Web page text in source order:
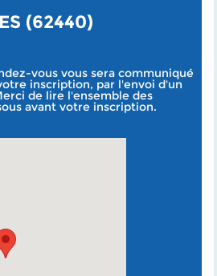
(62440)
vous vous sera communiqué
inscription, par l'envoi d'un
de lire l'ensemble des
avant votre inscription.